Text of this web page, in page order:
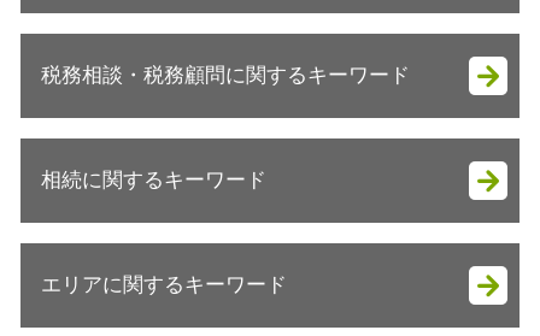
会社設立 手続き
会社設立 自分で
会社設立 流れ 資本金
決算月 決め方
起業 初期費用
会社設立 メリット 税理士
税務調査 立会い
税務調査 金額
税務調査 何年分
税務調査 確率 法人
税務調査 結果
税務相談・税務顧問に関するキーワード
節税対策 ideco
確定申告 個人事業主 青色申告
税務相談 どこから
相続に関するキーワード
相続税 マンション 生前贈与
エリアに関するキーワード